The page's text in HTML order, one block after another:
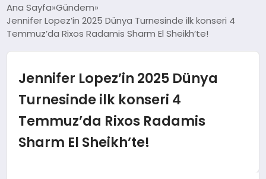
GÜNDEM
DÜNYA
EĞITIM
EKONOMI
Ana Sayfa Gündem
Jennifer Lopez’in 2025 Dünya Turnesinde ilk konseri 4
Temmuz’da Rixos Radamis Sharm El Sheikh’te!
Jennifer Lopez’in 2025 Dünya
Turnesinde ilk konseri 4
Temmuz’da Rixos Radamis
Sharm El Sheikh’te!